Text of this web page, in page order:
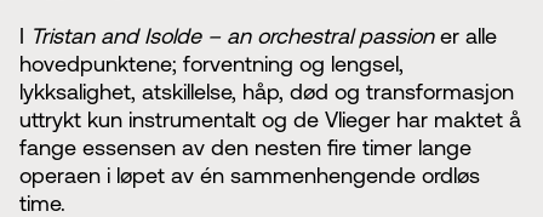
I Tristan and Isolde – an orchestral passioner alle
hovedpunktene; forventning og lengsel,
lykksalighet, atskillelse, håp, død og transformasjon
uttrykt kun instrumentalt og de Vlieger har maktet å
fange essensen av den nesten fire timer lange
operaen i løpet av én sammenhengende ordløs
time.